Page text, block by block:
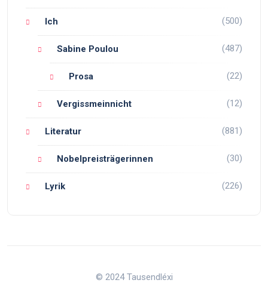
Ich (500)
Sabine Poulou (487)
Prosa (22)
Vergissmeinnicht (12)
Literatur (881)
Nobelpreisträgerinnen (30)
Lyrik (226)
© 2024 Tausendléxi